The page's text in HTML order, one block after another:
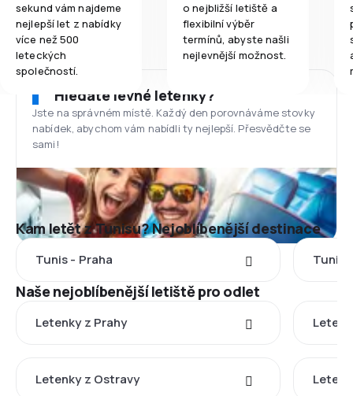
sekund vám najdeme
nejlepší let z nabídky
více než 500
leteckých
společností.
o nejbližší letiště a
flexibilní výběr
termínů, abyste našli
nejlevnější možnost.
Hledáte levné letenky?
Jste na správném místě. Každý den porovnáváme stovky
nabídek, abychom vám nabídli ty nejlepší. Přesvědčte se
sami!
Kam letět z Tunisu? Nejoblíbenější destinace
Tunis - Praha Tunis
Naše nejoblíbenější letiště pro odlet
Letenky z Prahy
Letenky z Ostravy